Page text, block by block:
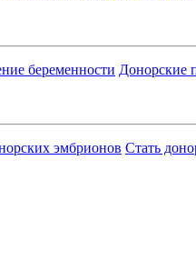
беременности Донорские
эмбрионов Стать